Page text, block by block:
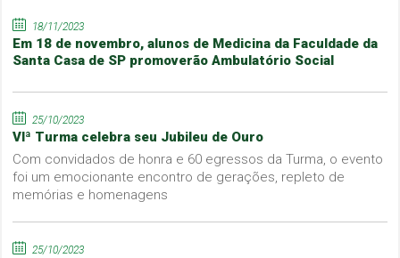
18/11/2023
Em 18 de novembro, alunos de Medicina da Faculdade da
Santa Casa de SP promoverão Ambulatório Social
25/10/2023
VIª Turma celebra seu Jubileu de Ouro
Com convidados de honra e 60 egressos da Turma, o evento
foi um emocionante encontro de gerações, repleto de
memórias e homenagens
25/10/2023